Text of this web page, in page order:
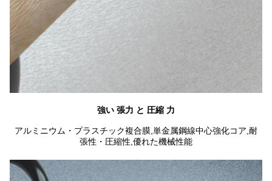
強い 張力 と 圧縮 力
アルミニウム・プラスチック複合膜,単金属鋼線中心強化コア,耐
張性・圧縮性,優れた機械性能